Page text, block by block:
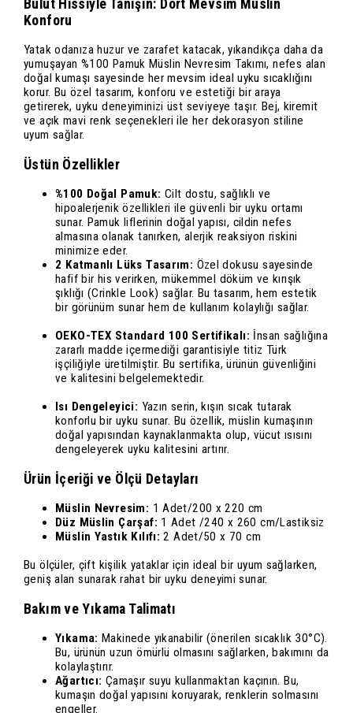
Konforu
Yatak odanıza huzur ve zarafet katacak, yıkandıkça daha da
yumuşayan %100 Pamuk Müslin Nevresim Takımı, nefes alan
doğal kumaşı sayesinde her mevsim ideal uyku sıcaklığını
korur. Bu özel tasarım, konforu ve estetiği bir araya
getirerek, uyku deneyiminizi üst seviyeye taşır. Bej, kiremit
ve açık mavi renk seçenekleri ile her dekorasyon stiline
uyum sağlar.
Üstün Özellikler
%100 Doğal Pamuk: Cilt dostu, sağlıklı ve
hipoalerjenik özellikleri ile güvenli bir uyku ortamı
sunar. Pamuk liflerinin doğal yapısı, cildin nefes
almasına olanak tanırken, alerjik reaksiyon riskini
minimize eder.
2 Katmanlı Lüks Tasarım: Özel dokusu sayesinde
hafif bir his verirken, mükemmel döküm ve kırışık
şıklığı (Crinkle Look) sağlar. Bu tasarım, hem estetik
bir görünüm sunar hem de kullanım kolaylığı sağlar.
OEKO-TEX Standard 100 Sertifikalı: İnsan sağlığına
zararlı madde içermediği garantisiyle titiz Türk
işçiliğiyle üretilmiştir. Bu sertifika, ürünün güvenliğini
ve kalitesini belgelemektedir.
Isı Dengeleyici: Yazın serin, kışın sıcak tutarak
konforlu bir uyku sunar. Bu özellik, müslin kumaşının
doğal yapısından kaynaklanmakta olup, vücut ısısını
dengeleyerek uyku kalitesini artırır.
Ürün İçeriği ve Ölçü Detayları
Müslin Nevresim: 1 Adet/200 x 220 cm
Düz Müslin Çarşaf: 1 Adet /240 x 260 cm/Lastiksiz
Müslin Yastık Kılıfı: 2 Adet/50 x 70 cm
Bu ölçüler, çift kişilik yataklar için ideal bir uyum sağlarken,
geniş alan sunarak rahat bir uyku deneyimi sunar.
Bakım ve Yıkama Talimatı
Yıkama: Makinede yıkanabilir (önerilen sıcaklık 30°C).
Bu, ürünün uzun ömürlü olmasını sağlarken, bakımını da
kolaylaştırır.
Ağartıcı: Çamaşır suyu kullanmaktan kaçının. Bu,
kumaşın doğal yapısını koruyarak, renklerin solmasını
engeller.